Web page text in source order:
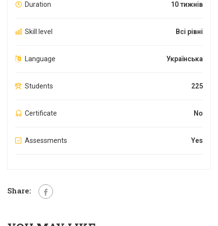
Duration 10 тижнів
Skill level Всі рівні
Language Українська
Students 225
Certificate No
Assessments Yes
Share: